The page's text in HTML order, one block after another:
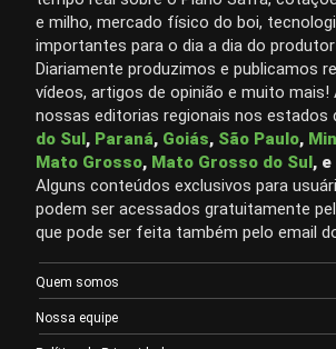
e milho, mercado físico do boi,
importantes para o dia a dia do
Diariamente produzimos e publicamos
vídeos, artigos de opinião e muito mais!
nossas editorias regionais nos estados
do Sul, Paraná, Goiás, São Paulo,
Mato Grosso, Mato Grosso do Sul, e
Alguns conteúdos exclusivos para
podem ser acessados gratuitamente
que pode ser feita também pelo email
Quem somos
Nossa equipe